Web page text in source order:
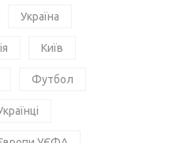
Україна
Київ
Футбол